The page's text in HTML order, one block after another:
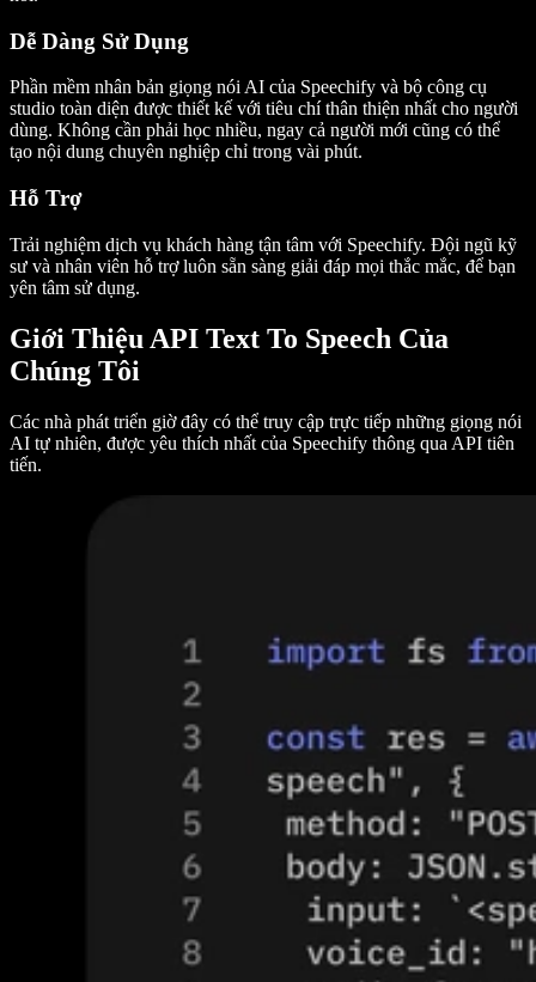
Dễ Dàng Sử Dụng
Phần mềm nhân bản giọng nói AI của Speechify và bộ công cụ
studio toàn diện được thiết kế với tiêu chí thân thiện nhất cho người
dùng. Không cần phải học nhiều, ngay cả người mới cũng có thể
tạo nội dung chuyên nghiệp chỉ trong vài phút.
Hỗ Trợ
Trải nghiệm dịch vụ khách hàng tận tâm với Speechify. Đội ngũ kỹ
sư và nhân viên hỗ trợ luôn sẵn sàng giải đáp mọi thắc mắc, để bạn
yên tâm sử dụng.
Giới Thiệu API Text To Speech Của
Chúng Tôi
Các nhà phát triển giờ đây có thể truy cập trực tiếp những giọng nói
AI tự nhiên, được yêu thích nhất của Speechify thông qua API tiên
tiến.